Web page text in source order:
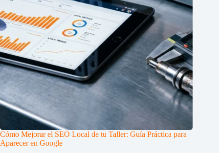
Cómo Mejorar el SEO Local de tu Taller: Guía Práctica para
Aparecer en Google